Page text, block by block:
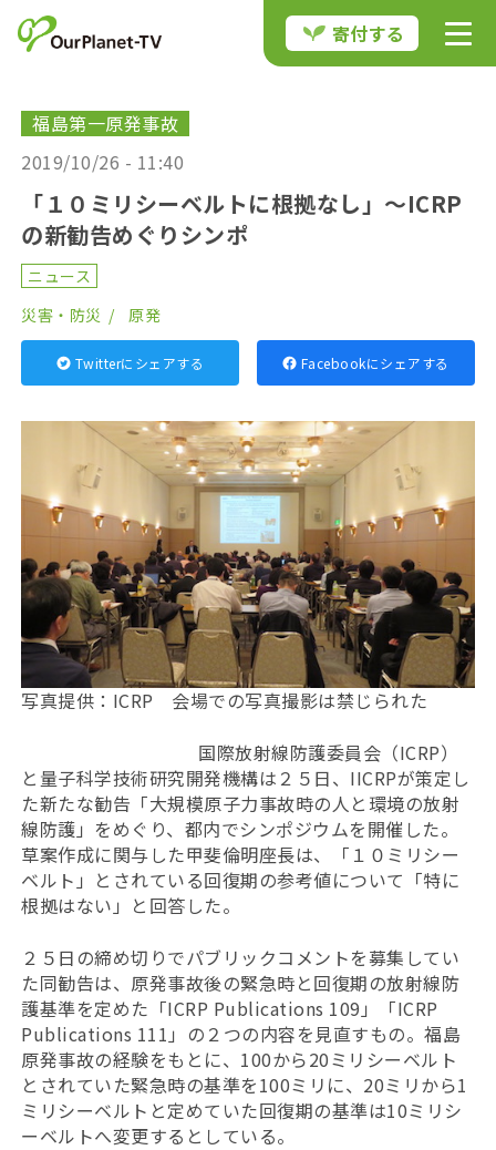
寄付する
福島第一原発事故
2019/10/26 - 11:40
「１０ミリシーベルトに根拠なし」〜ICRP
の新勧告めぐりシンポ
ニュース
災害・防災
原発
Twitterにシェアする Facebookにシェアする
写真提供：ICRP 会場での写真撮影は禁じられた
国際放射線防護委員会（ICRP）
と量子科学技術研究開発機構は２５日、IICRPが策定し
た新たな勧告「大規模原子力事故時の人と環境の放射
線防護」をめぐり、都内でシンポジウムを開催した。
草案作成に関与した甲斐倫明座長は、「１０ミリシー
ベルト」とされている回復期の参考値について「特に
根拠はない」と回答した。
２５日の締め切りでパブリックコメントを募集してい
た同勧告は、原発事故後の緊急時と回復期の放射線防
護基準を定めた「ICRP Publications 109」「ICRP
Publications 111」の２つの内容を見直すもの。福島
原発事故の経験をもとに、100から20ミリシーベルト
とされていた緊急時の基準を100ミリに、20ミリから1
ミリシーベルトと定めていた回復期の基準は10ミリシ
ーベルトへ変更するとしている。